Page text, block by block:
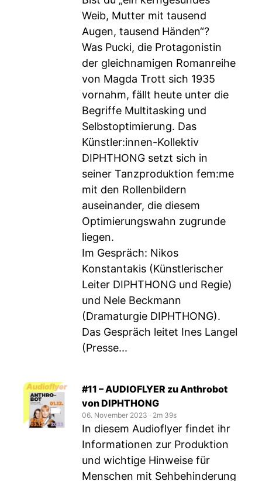
Weib, Mutter mit tausend
Augen, tausend Händen“?
Was Pucki, die Protagonistin
der gleichnamigen Romanreihe
von Magda Trott sich 1935
vornahm, fällt heute unter die
Begriffe Multitasking und
Selbstoptimierung. Das
Künstler:innen-Kollektiv
DIPHTHONG setzt sich in
seiner Tanzproduktion fem:me
mit den Rollenbildern
auseinander, die diesem
Optimierungswahn zugrunde
liegen.
Im Gespräch: Nikos
Konstantakis (Künstlerischer
Leiter DIPHTHONG und Regie)
und Nele Beckmann
(Dramaturgie DIPHTHONG).
Das Gespräch leitet Ines Langel
(Presse...
#11 – AUDIOFLYER zu Anthrobot
von DIPHTHONG
06. November 2023 ‧ 2m 39s
In diesem Audioflyer findet ihr
Informationen zur Produktion
und wichtige Hinweise für
Menschen mit Sehbehinderung